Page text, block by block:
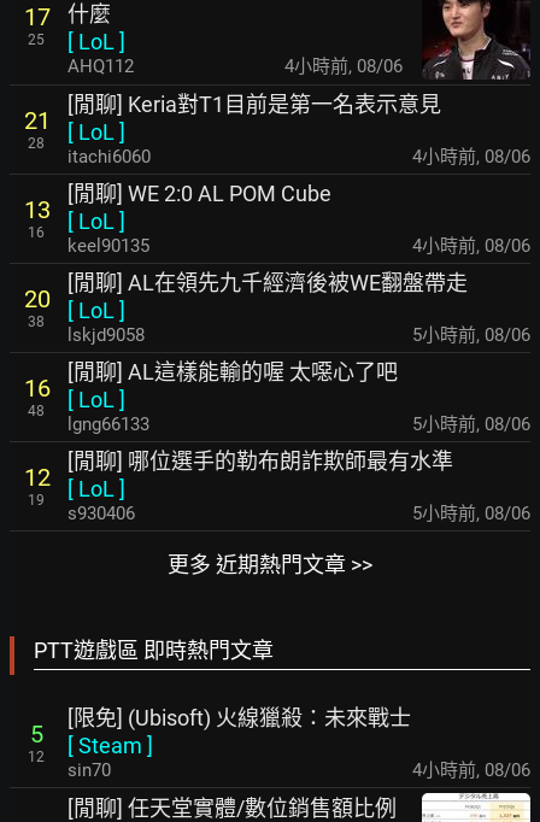
17
25
什麼
[ LoL ]
AHQ112 4小時前, 08/06
21
28
[閒聊] Keria對T1目前是第一名表示意見
[ LoL ]
itachi6060 4小時前, 08/06
13
16
[閒聊] WE 2:0 AL POM Cube
[ LoL ]
keel90135 4小時前, 08/06
20
38
[閒聊] AL在領先九千經濟後被WE翻盤帶走
[ LoL ]
lskjd9058 5小時前, 08/06
16
48
[閒聊] AL這樣能輸的喔 太噁心了吧
[ LoL ]
lgng66133 5小時前, 08/06
12
19
[閒聊] 哪位選手的勒布朗詐欺師最有水準
[ LoL ]
s930406 5小時前, 08/06
更多 近期熱門文章 >>
PTT遊戲區 即時熱門文章
5
12
[限免] (Ubisoft) 火線獵殺：未來戰士
[Steam ]
sin70 4小時前, 08/06
[閒聊] 任天堂實體/數位銷售額比例